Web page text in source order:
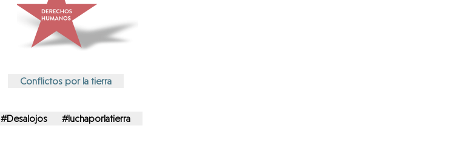
Conflictos por la tierra
#Desalojos #luchaporlatierra